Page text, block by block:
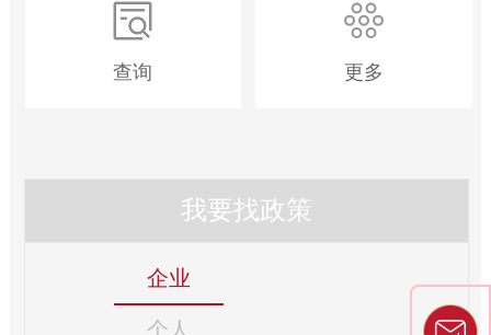
查询 更多
我要找政策
企业
个人